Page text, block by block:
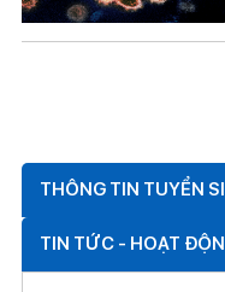
THÔNG TIN TUYỂN
TIN TỨC - HOẠT